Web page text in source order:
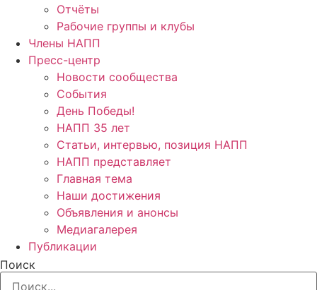
Отчёты
Рабочие группы и клубы
Члены НАПП
Пресс-центр
Новости сообщества
События
День Победы!
НАПП 35 лет
Статьи, интервью, позиция НАПП
НАПП представляет
Главная тема
Наши достижения
Объявления и анонсы
Медиагалерея
Публикации
Поиск